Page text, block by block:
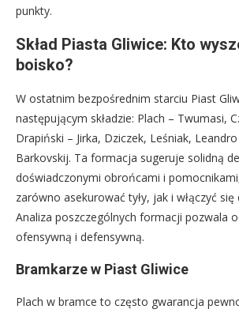
punkty.
Skład Piasta Gliwice: Kto
boisko?
W ostatnim bezpośrednim starciu Piast
następującym składzie: Plach – Twumasi,
Drapiński – Jirka, Dziczek, Leśniak,
Barkovskij. Ta formacja sugeruje solidną
doświadczonymi obrońcami i
zarówno asekurować tyły, jak i włączyć
Analiza poszczególnych formacji pozwala
ofensywną i defensywną.
Bramkarze w Piast Gliwice
Plach w bramce to często gwarancja